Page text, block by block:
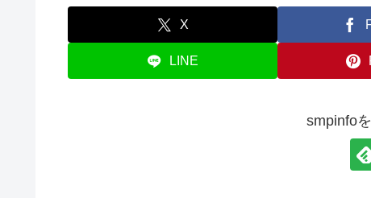
X
LINE
smpinfo